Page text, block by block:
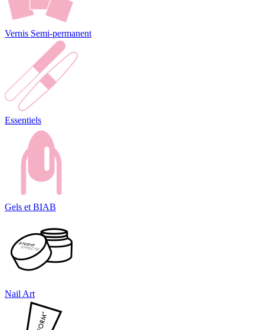
Vernis Semi-permanent
Essentiels
Gels et BIAB
Nail Art